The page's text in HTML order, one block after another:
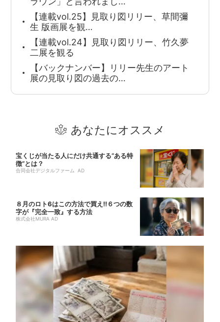
【連載vol.25】見取り図リリー、草間彌
生 版画展を観…
【連載vol.24】見取り図リリー、竹久夢
二展を観る
【バックナンバー】リリー先生のアート
展の見取り図の過去の…
あなたにオススメ
宝くじが当たる人にだけ共通する“ある特
徴”とは？
合同会社デジタルファーム AD
８月のロト6はこの方法で買え!!６つの数
字が『完全一致』する方法
株式会社MURA AD